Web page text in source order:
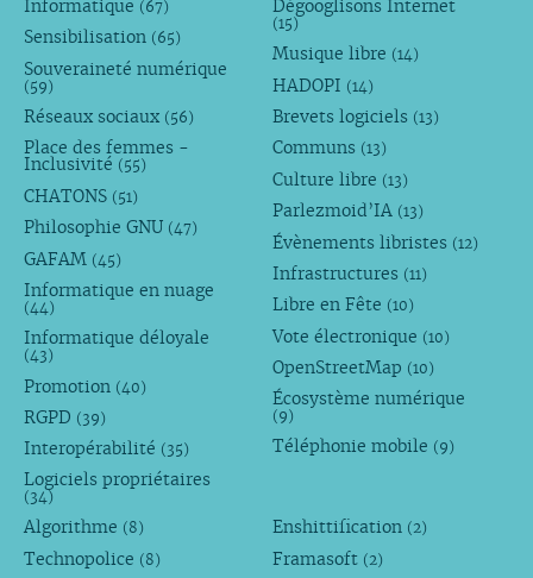
Informatique (67)
Sensibilisation (65)
Souveraineté numérique
(59)
Réseaux sociaux (56)
Place des femmes -
Inclusivité (55)
CHATONS (51)
Philosophie GNU (47)
GAFAM (45)
Informatique en nuage
(44)
Informatique déloyale
(43)
Promotion (40)
RGPD (39)
Interopérabilité (35)
Logiciels propriétaires
(34)
Dégooglisons Internet
(15)
Musique libre (14)
HADOPI (14)
Brevets logiciels (13)
Communs (13)
Culture libre (13)
Parlezmoid’IA (13)
Évènements libristes (12)
Infrastructures (11)
Libre en Fête (10)
Vote électronique (10)
OpenStreetMap (10)
Écosystème numérique
(9)
Téléphonie mobile (9)
Algorithme (8)
Technopolice (8)
Enshittification (2)
Framasoft (2)